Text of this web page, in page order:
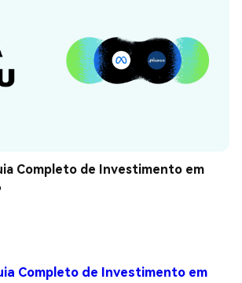
Completo de Investimento em
Completo de Investimento em